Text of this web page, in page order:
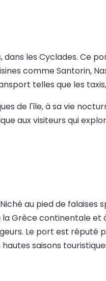
les Cyclades. Ce
comme Santorin,
telles que les
de l'île, à sa vie
aux visiteurs qui
au pied de
Grèce continentale
Le port est réputé
saisons